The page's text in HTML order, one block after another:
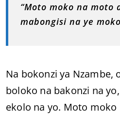
“Moto moko na moto
mabongisi na ye
Na bokonzi ya Nzambe,
boloko na bakonzi na
ekolo na yo. Moto